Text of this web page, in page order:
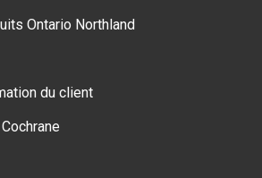
Ontario Northland
du client